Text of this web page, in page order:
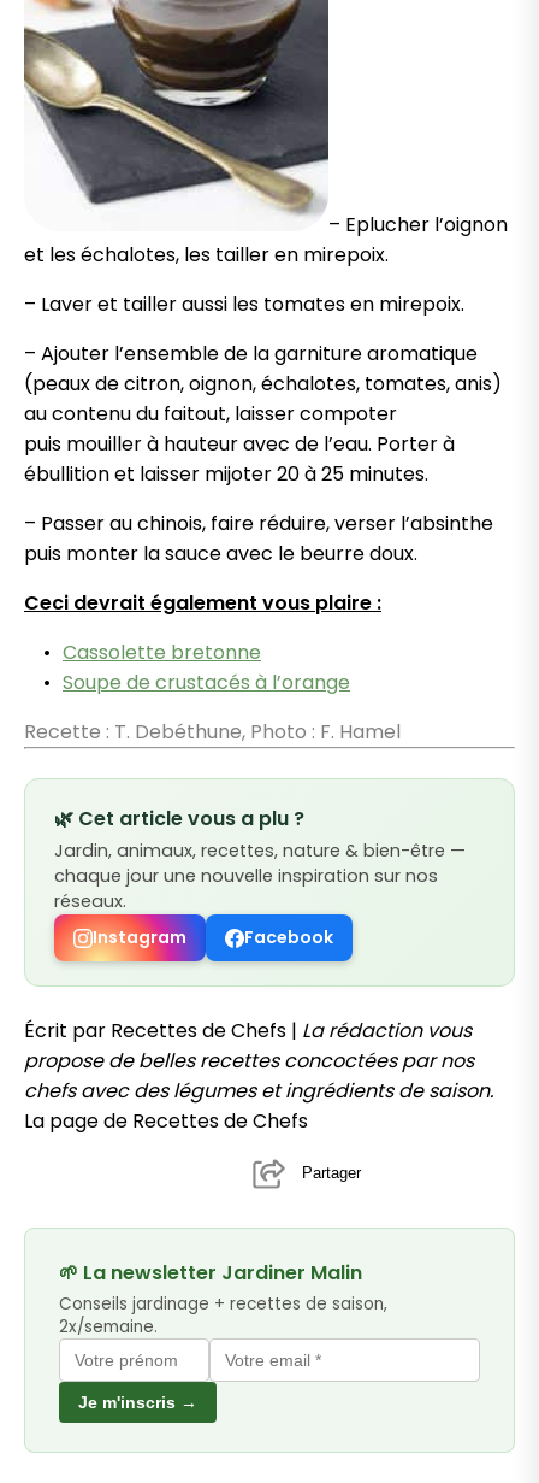
– Eplucher l’oignon
et les échalotes, les tailler en mirepoix.
– Laveret tailler aussi les tomates en mirepoix.
– Ajouter l’ensemble de la garniture aromatique
(peaux de citron, oignon, échalotes, tomates, anis)
au contenu du faitout, laissercompoter
puis mouillerà hauteur avec de l’eau. Porter à
ébullitionet laisser mijoter 20 à 25 minutes.
– Passer au chinois, faire réduire, verser l’absinthe
puis monter la sauce avec le beurre doux.
Ceci devrait également vous plaire :
Cassolette bretonne
Soupe de crustacés à l’orange
Recette : T. Debéthune, Photo : F. Hamel
🌿 Cet article vous a plu ?
Jardin, animaux, recettes, nature & bien-être —
chaque jour une nouvelle inspiration sur nos
réseaux.
Instagram
Facebook
Écrit par Recettes de Chefs | La rédaction vous
propose de belles recettes concoctées par nos
chefs avec des légumes et ingrédients de saison.
La page de Recettes de Chefs
Partager
🌱 La newsletter Jardiner Malin
Conseils jardinage + recettes de saison,
2x/semaine.
Je m'inscris →